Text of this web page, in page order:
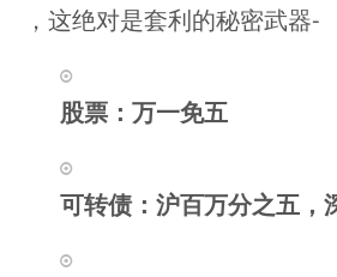
，这绝对是套利的秘密武器-
股票：万一免五
可转债：沪百万分之五，